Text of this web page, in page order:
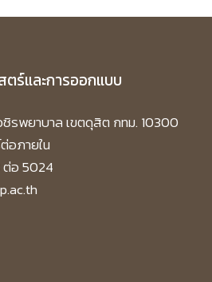
ร์และการออกแบบ
รพยาบาล เขตดุสิต กทม. 10300
อภายใน
อ 5024